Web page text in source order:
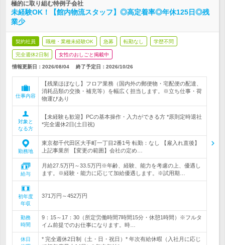
極的に取り組む特例子会社
未経験OK！【館内物流スタッフ】◎高定着率◎年休125日◎残
業少
契約社員 職種・業種未経験OK 急募 転勤なし 学歴不問
完全週休2日制 女性のおしごと掲載中
情報更新日：2026/08/04 終了予定日： 2026/10/26
仕事内容
【残業ほぼなし】フロア業務（国内外の郵便物・宅配便の配達、
消耗品類の交換・補充等）を幅広く担当します。※立ち仕事・荷
物運びあり
対象と
なる方
【未経験も歓迎】PCの基本操作・入力ができる方 *原則定時退社
*完全週休2日(土日祝)
勤務地
東京都千代田区大手町一丁目2番1号 転勤：なし 【雇入れ直後】
上記事業所 【変更の範囲】会社の定め…
給与
月給27.5万円～33.5万円※年齢、経験、能力を考慮の上、優遇し
ます。※経験・能力に応じて加給優遇します。※試用期…
初年度
年収
371万円～452万円
勤務
時間
9：15～17：30（所定労働時間7時間15分・休憩1時間）※フルタ
イム前提でのお仕事になります。時…
休日
* 完全週休2日制（土・日・祝日）* 年次有給休暇（入社月に応じ